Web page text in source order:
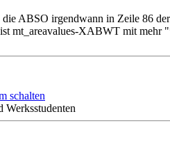
die ABSO irgendwann in Zeile
mt_areavalues-XABWT mit
schalten
Werksstudenten